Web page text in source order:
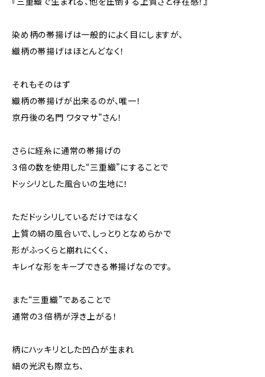
染め柄の帯揚げは一般的によく目にしますが、
織柄の帯揚げはほとんどなく！
それもそのはず
織柄の帯揚げが出来るのが、唯一！
京丹後の名門 ワタマサ”さん！
さらに経糸に通常の帯揚げの
３倍の数を使用した“三重織”にすることで
ドッシリとした風合いの生地に！
ただドッシリしているだけではなく
上質の絹の風合いで、しっとりとなめらかで
形がふっくらと崩れにくく、
キレイな形をキープできる帯揚げなのです。
また“三重織”であることで
通常の３倍柄が浮き上がる！
柄にハッキリとした凹凸が生まれ
絹の光沢も際立ち、